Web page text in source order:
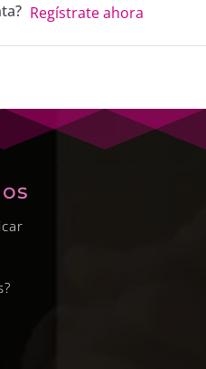
Regístrate ahora